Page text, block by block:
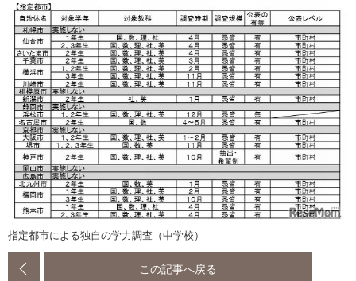
指定都市による独自の学力調査（中学校）
この記事へ戻る